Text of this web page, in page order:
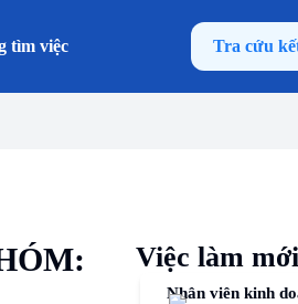
tìm việc Tra cứu
Việc làm
Nhân viên kinh